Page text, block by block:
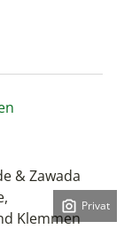
Copyright:
Privat